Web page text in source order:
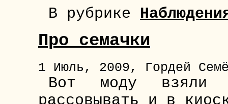
В рубрике
Про семачки
1 Июль, 2009, Гордей
Вот моду взяли
рассовывать и в